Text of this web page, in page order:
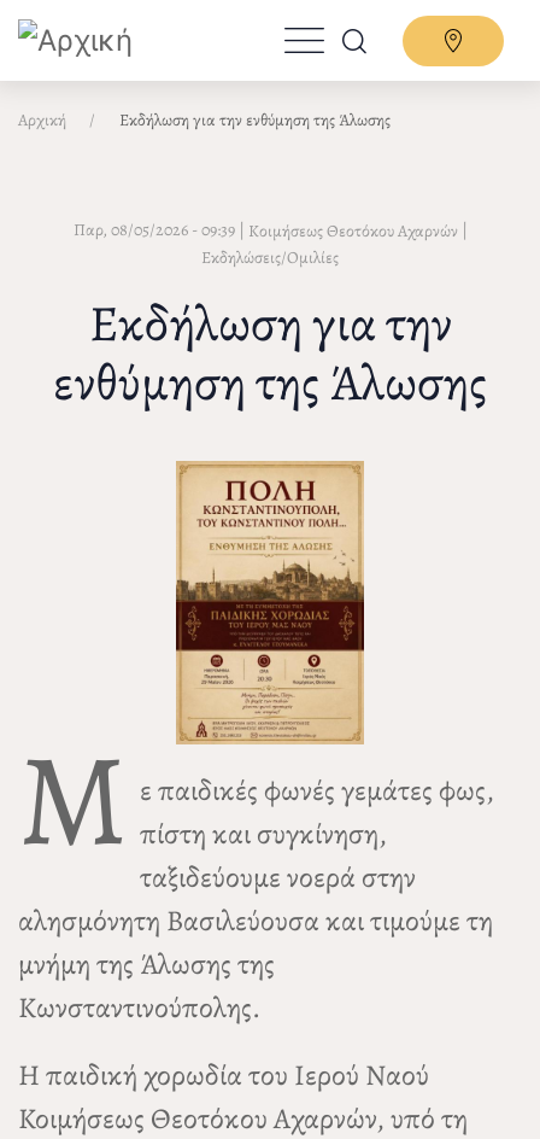
Παράκαμψη
προς
περιεχόμενο
Αρχική Εκδήλωση για την ενθύμηση της Άλωσης
Παρ, 08/05/2026 - 09:39 | Κοιμήσεως Θεοτόκου Αχαρνών |
Εκδηλώσεις/Ομιλίες
Εκδήλωση για την
ενθύμηση της Άλωσης
Μ ε παιδικές φωνές γεμάτες φως,
πίστη και συγκίνηση,
ταξιδεύουμε νοερά στην
αλησμόνητη Βασιλεύουσα και τιμούμε τη
μνήμη της Άλωσης της
Κωνσταντινούπολης.
Η παιδική χορωδία του Ιερού Ναού
Κοιμήσεως Θεοτόκου Αχαρνών, υπό τη